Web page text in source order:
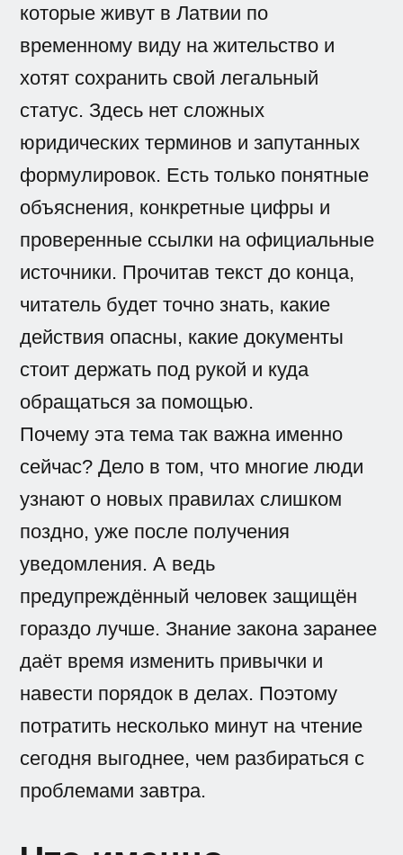
которые живут в Латвии по
временному виду на жительство и
хотят сохранить свой легальный
статус. Здесь нет сложных
юридических терминов и запутанных
формулировок. Есть только понятные
объяснения, конкретные цифры и
проверенные ссылки на официальные
источники. Прочитав текст до конца,
читатель будет точно знать, какие
действия опасны, какие документы
стоит держать под рукой и куда
обращаться за помощью.
Почему эта тема так важна именно
сейчас? Дело в том, что многие люди
узнают о новых правилах слишком
поздно, уже после получения
уведомления. А ведь
предупреждённый человек защищён
гораздо лучше. Знание закона заранее
даёт время изменить привычки и
навести порядок в делах. Поэтому
потратить несколько минут на чтение
сегодня выгоднее, чем разбираться с
проблемами завтра.